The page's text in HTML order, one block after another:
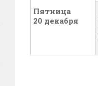
Пятница
20 декабря